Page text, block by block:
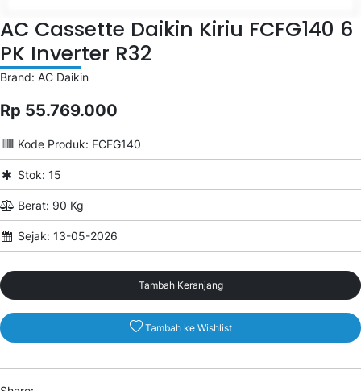
AC Cassette Daikin Kiriu FCFG140 6
PK Inverter R32
Brand: AC Daikin
Rp 55.769.000
Kode Produk: FCFG140
Stok: 15
Berat: 90 Kg
Sejak: 13-05-2026
Tambah Keranjang
Tambah ke Wishlist